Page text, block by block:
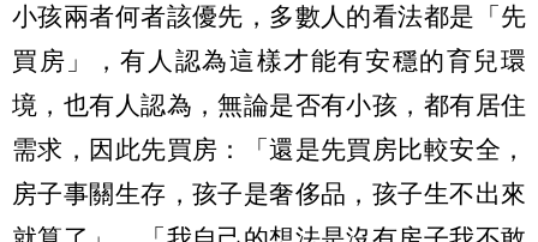
小孩兩者何者該優先，多數人的看法都是「先
買房」，有人認為這樣才能有安穩的育兒環
境，也有人認為，無論是否有小孩，都有居住
需求，因此先買房：「還是先買房比較安全，
房子事關生存，孩子是奢侈品，孩子生不出來